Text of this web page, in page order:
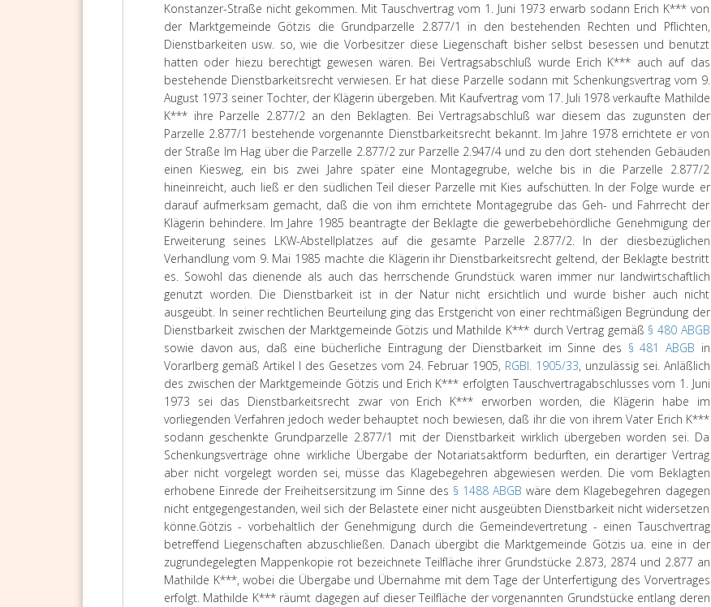
Konstanzer-Straße nicht gekommen. Mit Tauschvertrag vom 1. Juni 1973 erwarb sodann Erich K*** von
der Marktgemeinde Götzis die Grundparzelle 2.877/1 in den bestehenden Rechten und Pflichten,
Dienstbarkeiten usw. so, wie die Vorbesitzer diese Liegenschaft bisher selbst besessen und benutzt
hatten oder hiezu berechtigt gewesen wären. Bei Vertragsabschluß wurde Erich K*** auch auf das
bestehende Dienstbarkeitsrecht verwiesen. Er hat diese Parzelle sodann mit Schenkungsvertrag vom 9.
August 1973 seiner Tochter, der Klägerin übergeben. Mit Kaufvertrag vom 17. Juli 1978 verkaufte Mathilde
K*** ihre Parzelle 2.877/2 an den Beklagten. Bei Vertragsabschluß war diesem das zugunsten der
Parzelle 2.877/1 bestehende vorgenannte Dienstbarkeitsrecht bekannt. Im Jahre 1978 errichtete er von
der Straße Im Hag über die Parzelle 2.877/2 zur Parzelle 2.947/4 und zu den dort stehenden Gebäuden
einen Kiesweg, ein bis zwei Jahre später eine Montagegrube, welche bis in die Parzelle 2.877/2
hineinreicht, auch ließ er den südlichen Teil dieser Parzelle mit Kies aufschütten. In der Folge wurde er
darauf aufmerksam gemacht, daß die von ihm errichtete Montagegrube das Geh- und Fahrrecht der
Klägerin behindere. Im Jahre 1985 beantragte der Beklagte die gewerbebehördliche Genehmigung der
Erweiterung seines LKW-Abstellplatzes auf die gesamte Parzelle 2.877/2. In der diesbezüglichen
Verhandlung vom 9. Mai 1985 machte die Klägerin ihr Dienstbarkeitsrecht geltend, der Beklagte bestritt
es. Sowohl das dienende als auch das herrschende Grundstück waren immer nur landwirtschaftlich
genutzt worden. Die Dienstbarkeit ist in der Natur nicht ersichtlich und wurde bisher auch nicht
ausgeübt. In seiner rechtlichen Beurteilung ging das Erstgericht von einer rechtmäßigen Begründung der
Dienstbarkeit zwischen der Marktgemeinde Götzis und Mathilde K*** durch Vertrag gemäß § 480 ABGB
sowie davon aus, daß eine bücherliche Eintragung der Dienstbarkeit im Sinne des § 481 ABGB in
Vorarlberg gemäß Artikel I des Gesetzes vom 24. Februar 1905, RGBl. 1905/33, unzulässig sei. Anläßlich
des zwischen der Marktgemeinde Götzis und Erich K*** erfolgten Tauschvertragabschlusses vom 1. Juni
1973 sei das Dienstbarkeitsrecht zwar von Erich K*** erworben worden, die Klägerin habe im
vorliegenden Verfahren jedoch weder behauptet noch bewiesen, daß ihr die von ihrem Vater Erich K***
sodann geschenkte Grundparzelle 2.877/1 mit der Dienstbarkeit wirklich übergeben worden sei. Da
Schenkungsverträge ohne wirkliche Übergabe der Notariatsaktform bedürften, ein derartiger Vertrag
aber nicht vorgelegt worden sei, müsse das Klagebegehren abgewiesen werden. Die vom Beklagten
erhobene Einrede der Freiheitsersitzung im Sinne des § 1488 ABGB wäre dem Klagebegehren dagegen
nicht entgegengestanden, weil sich der Belastete einer nicht ausgeübten Dienstbarkeit nicht widersetzen
könne.Götzis - vorbehaltlich der Genehmigung durch die Gemeindevertretung - einen Tauschvertrag
betreffend Liegenschaften abzuschließen. Danach übergibt die Marktgemeinde Götzis ua. eine in der
zugrundegelegten Mappenkopie rot bezeichnete Teilfläche ihrer Grundstücke 2.873, 2874 und 2.877 an
Mathilde K***, wobei die Übergabe und Übernahme mit dem Tage der Unterfertigung des Vorvertrages
erfolgt. Mathilde K*** räumt dagegen auf dieser Teilfläche der vorgenannten Grundstücke entlang deren